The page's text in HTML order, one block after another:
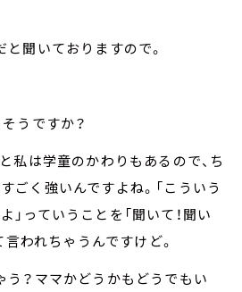
と聞いておりますので。
うですか？
私は学童のかわりもあるので、ち
ごく強いんですよね。「こういう
」っていうことを「聞いて！聞い
て言われちゃうんですけど。
う？ママかどうかもどうでもい